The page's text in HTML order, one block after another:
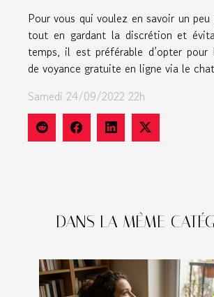
DANS LA MÊME
Pour vous qui voulez en savoir un
tout en gardant la discrétion et
temps, il est préférable d’opter pour
de voyance gratuite en ligne via le
Samedi 24/09/2022 22h